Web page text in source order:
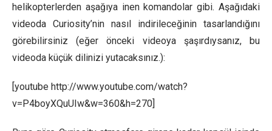
helikopterlerden aşağıya inen komandolar gibi. Aşağıdaki
videoda Curiosity’nin nasıl indirileceğinin tasarlandığını
görebilirsiniz (eğer önceki videoya şaşırdıysanız, bu
videoda küçük dilinizi yutacaksınız.):
[youtube http://www.youtube.com/watch?
v=P4boyXQuUIw&w=360&h=270]